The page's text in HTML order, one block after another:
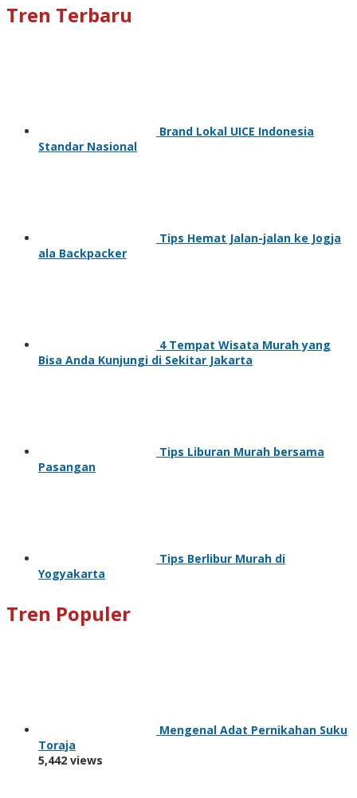
Tren Terbaru
Brand Lokal UICE Indonesia
Standar Nasional
Tips Hemat Jalan-jalan ke Jogja
ala Backpacker
4 Tempat Wisata Murah yang
Bisa Anda Kunjungi di Sekitar Jakarta
Tips Liburan Murah bersama
Pasangan
Tips Berlibur Murah di
Yogyakarta
Tren Populer
Mengenal Adat Pernikahan Suku
Toraja
5,442 views